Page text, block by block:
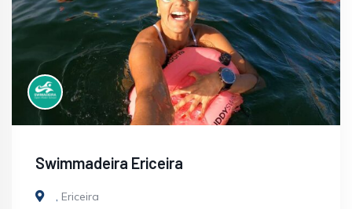
Swimmadeira Ericeira
, Ericeira